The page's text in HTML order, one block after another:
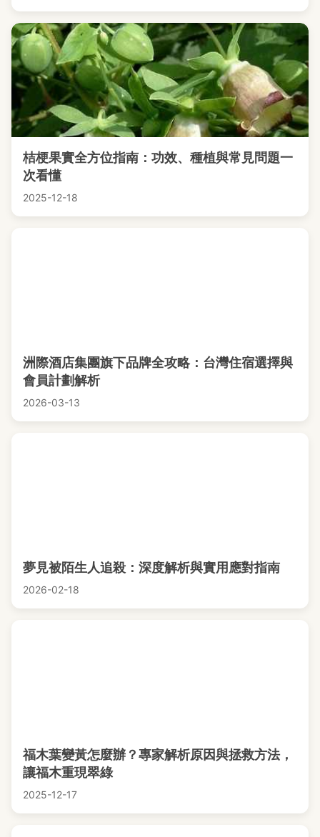
桔梗果實全方位指南：功效、種植與常見問題一
次看懂
2025-12-18
洲際酒店集團旗下品牌全攻略：台灣住宿選擇與
會員計劃解析
2026-03-13
夢見被陌生人追殺：深度解析與實用應對指南
2026-02-18
福木葉變黃怎麼辦？專家解析原因與拯救方法，
讓福木重現翠綠
2025-12-17